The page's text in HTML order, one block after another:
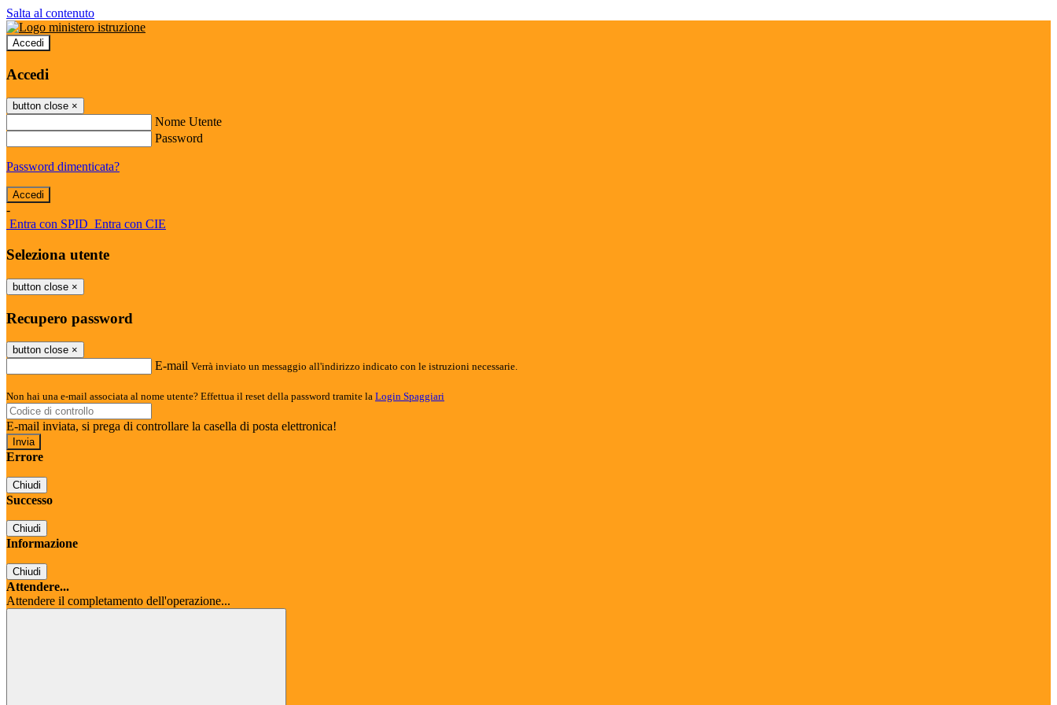
Salta al contenuto
Accedi
Accedi
button close ×
Nome Utente
Password
Password dimenticata?
-
Entra con SPID Entra con CIE
Seleziona utente
button close ×
Recupero password
button close ×
E-mail Verrà inviato un messaggio all'indirizzo indicato con le istruzioni necessarie.
Non hai una e-mail associata al nome utente? Effettua il reset della password tramite la Login Spaggiari
E-mail inviata, si prega di controllare la casella di posta elettronica!
Errore
Chiudi
Successo
Chiudi
Informazione
Chiudi
Attendere...
Attendere il completamento dell'operazione...